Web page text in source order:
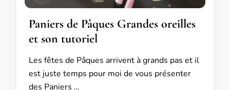
Paniers de Pâques Grandes oreilles
et son tutoriel
Les fêtes de Pâques arrivent à grands pas et il
est juste temps pour moi de vous présenter
des Paniers …